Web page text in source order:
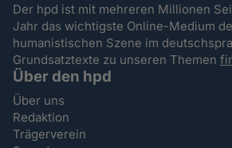
Der hpd ist mit mehreren Millionen
Jahr das wichtigste Online-Medium
humanistischen Szene im
Grundsatztexte zu unseren Themen
Über den hpd
Über uns
Redaktion
Trägerverein